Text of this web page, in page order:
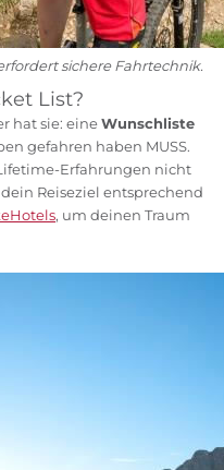
sichere Fahrtechnik.
List?
hat sie: eineWunschliste
gefahren haben MUSS.
Erfahrungen nicht
Reiseziel entsprechend
, um deinen Traum